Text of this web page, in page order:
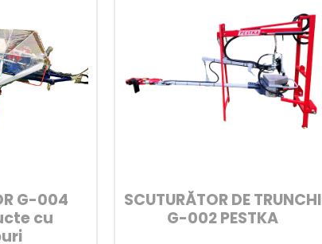
G-004
cu
SCUTURĂTOR DE TRUNCHI
G-002 PESTKA